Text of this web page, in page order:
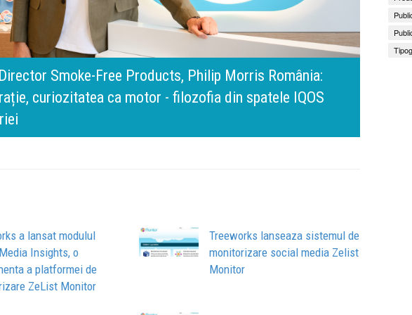
Benz. Ramona Pîrlog: Cel mai important „test al
inovăm constant, dar cu aceeași responsabilitate față
și calitate
a lansat modulul
Insights, o
a platformei de
ZeList Monitor
Treeworks lanseaza sistemul de
monitorizare social media Zelist
Monitor